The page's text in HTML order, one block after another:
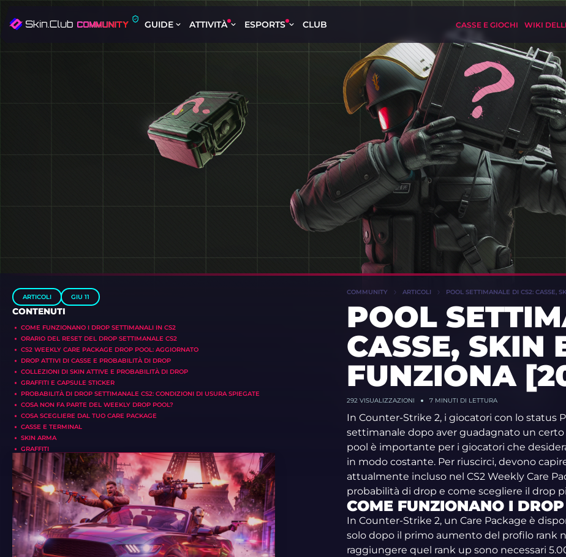
GUIDE ATTIVITÀ ESPORTS CLUB CASSE E GIOCHI WIKI
ARTICOLI GIU 11
CONTENUTI
COME FUNZIONANO I DROP SETTIMANALI IN CS2
ORARIO DEL RESET DEL DROP SETTIMANALE CS2
CS2 WEEKLY CARE PACKAGE DROP POOL: AGGIORNATO
DROP ATTIVI DI CASSE E PROBABILITÀ DI DROP
COLLEZIONI DI SKIN ATTIVE E PROBABILITÀ DI DROP
GRAFFITI E CAPSULE STICKER
PROBABILITÀ DI DROP SETTIMANALE CS2: CONDIZIONI DI USURA SPIEGATE
COSA NON FA PARTE DEL WEEKLY DROP POOL?
COSA SCEGLIERE DAL TUO CARE PACKAGE
CASSE E TERMINAL
SKIN ARMA
GRAFFITI
COMMUNITY ARTICOLI POOL SETTIMANALE DI CS2: CASSE,
POOL
CASSE, SKIN
FUNZIONA
292VISUALIZZAZIONI 7 MINUTI DI LETTURA
In Counter-Strike 2, i giocatori con lo status
settimanale dopo aver guadagnato un certo
pool è importante per i giocatori che
in modo costante. Per riuscirci, devono
attualmente incluso nel CS2 Weekly Care
probabilità di drop e come scegliere il drop
COME FUNZIONANO I
In Counter-Strike 2, un Care Package è
solo dopo il primo aumento del profilo rank
raggiungere quel rank up sono necessari